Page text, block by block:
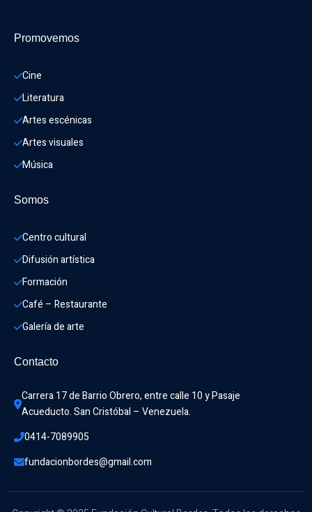
Promovemos
Cine
Literatura
Artes escénicas
Artes visuales
Música
Somos
Centro cultural
Difusión artística
Formación
Café – Restaurante
Galería de arte
Contacto
Carrera 17 de Barrio Obrero, entre calle 10 y Pasaje
Acueducto. San Cristóbal – Venezuela.
0414-7089905
fundacionbordes@gmail.com